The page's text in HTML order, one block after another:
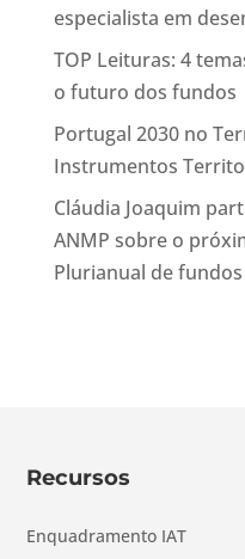
especialista em
TOP Leituras: 4
o futuro dos fundos
Portugal 2030 no
Instrumentos
Cláudia Joaquim
ANMP sobre o
Plurianual de
Recursos
Enquadramento IAT